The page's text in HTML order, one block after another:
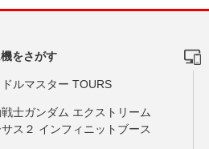
をさがす
ルマスター TOURS
士ガンダム エクストリーム
ス２ インフィニットブース